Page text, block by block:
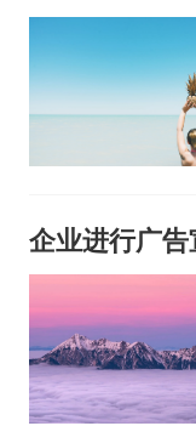
企业进行广告